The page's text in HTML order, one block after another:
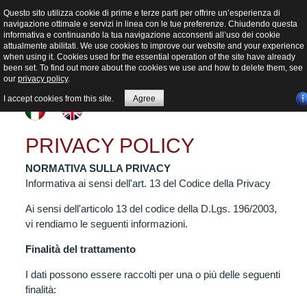
PRIVACY POLICY
NORMATIVA SULLA PRIVACY
Informativa ai sensi dell'art. 13 del Codice della Privacy
Ai sensi dell'articolo 13 del codice della D.Lgs. 196/2003,
vi rendiamo le seguenti informazioni.
Finalità del trattamento
I dati possono essere raccolti per una o più delle seguenti
finalità:
Questo sito utilizza cookie di prime e terze parti per offrire un’esperienza di
navigazione ottimale e servizi in linea con le tue preferenze. Chiudendo questa
informativa e continuando la tua navigazione acconsenti all’uso dei cookie
attualmente abilitati. We use cookies to improve our website and your experience
when using it. Cookies used for the essential operation of the site have already
been set. To find out more about the cookies we use and how to delete them, see
our privacy policy.
I accept cookies from this site. Agree